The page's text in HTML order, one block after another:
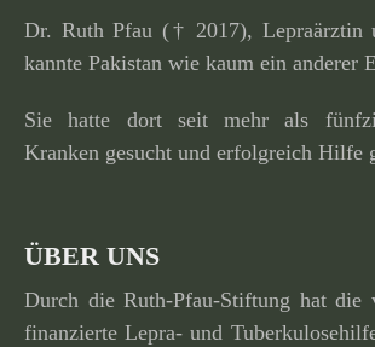
Dr. Ruth Pfau († 2017), Lepraärztin
kannte Pakistan wie kaum ein anderer
Sie hatte dort seit mehr als
Kranken gesucht und erfolg­reich Hilfe
ÜBER UNS
Durch die Ruth-Pfau-Stiftung hat
finan­zierte Lepra- und